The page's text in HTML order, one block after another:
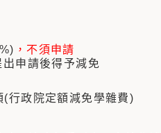
，不須申請
申請後得予減免
行政院定額減免學雜費)